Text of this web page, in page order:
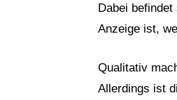
Dabei
Anzeige ist,
Qualitativ
Allerdings ist